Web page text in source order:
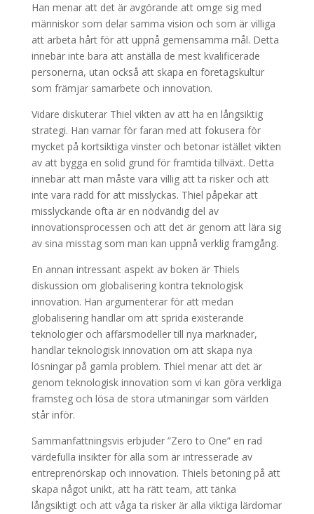
Han menar att det är avgörande att omge sig med
människor som delar samma vision och som är villiga
att arbeta hårt för att uppnå gemensamma mål. Detta
innebär inte bara att anställa de mest kvalificerade
personerna, utan också att skapa en företagskultur
som främjar samarbete och innovation.
Vidare diskuterar Thiel vikten av att ha en långsiktig
strategi. Han varnar för faran med att fokusera för
mycket på kortsiktiga vinster och betonar istället vikten
av att bygga en solid grund för framtida tillväxt. Detta
innebär att man måste vara villig att ta risker och att
inte vara rädd för att misslyckas. Thiel påpekar att
misslyckande ofta är en nödvändig del av
innovationsprocessen och att det är genom att lära sig
av sina misstag som man kan uppnå verklig framgång.
En annan intressant aspekt av boken är Thiels
diskussion om globalisering kontra teknologisk
innovation. Han argumenterar för att medan
globalisering handlar om att sprida existerande
teknologier och affärsmodeller till nya marknader,
handlar teknologisk innovation om att skapa nya
lösningar på gamla problem. Thiel menar att det är
genom teknologisk innovation som vi kan göra verkliga
framsteg och lösa de stora utmaningar som världen
står inför.
Sammanfattningsvis erbjuder ”Zero to One” en rad
värdefulla insikter för alla som är intresserade av
entreprenörskap och innovation. Thiels betoning på att
skapa något unikt, att ha rätt team, att tänka
långsiktigt och att våga ta risker är alla viktiga lärdomar